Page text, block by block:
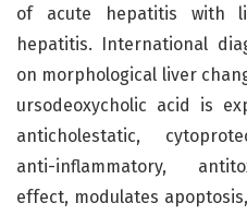
of acute hepatitis with
hepatitis. International
on morphological liver
ursodeoxycholic acid is
anticholestatic,
anti-inflammatory,
effect, modulates